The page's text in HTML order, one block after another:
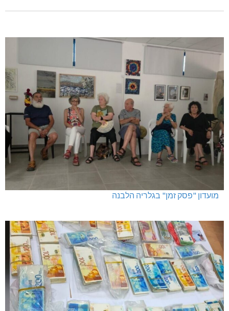
מועדון "פסק זמן" בגלריה הלבנה